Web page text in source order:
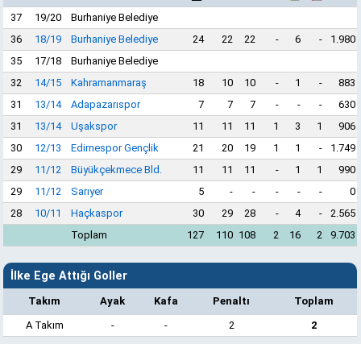
37
19/20
Burhaniye Belediye
36
18/19 Burhaniye Belediye 24 22 22 - 6 -
1.980
35
17/18
Burhaniye Belediye
32
14/15 Kahramanmaraş 18 10 10 - 1 -
883
31
13/14 Adapazarıspor 7 7 7 - - -
630
31
13/14 Uşakspor 11 11 11 1 3 1
906
30
12/13 Edirnespor Gençlik 21 20 19 1 1 -
1.749
29
11/12 Büyükçekmece Bld. 11 11 11 - 1 1
990
29
11/12 Sarıyer 5 - - - - -
0
28
10/11 Haçkaspor 30 29 28 - 4 -
2.565
Toplam
127 110 108 2 16 2 9.703
İlke Ege Attığı Goller
Takım Ayak Kafa Penaltı
Toplam
A Takım
- - 2 2